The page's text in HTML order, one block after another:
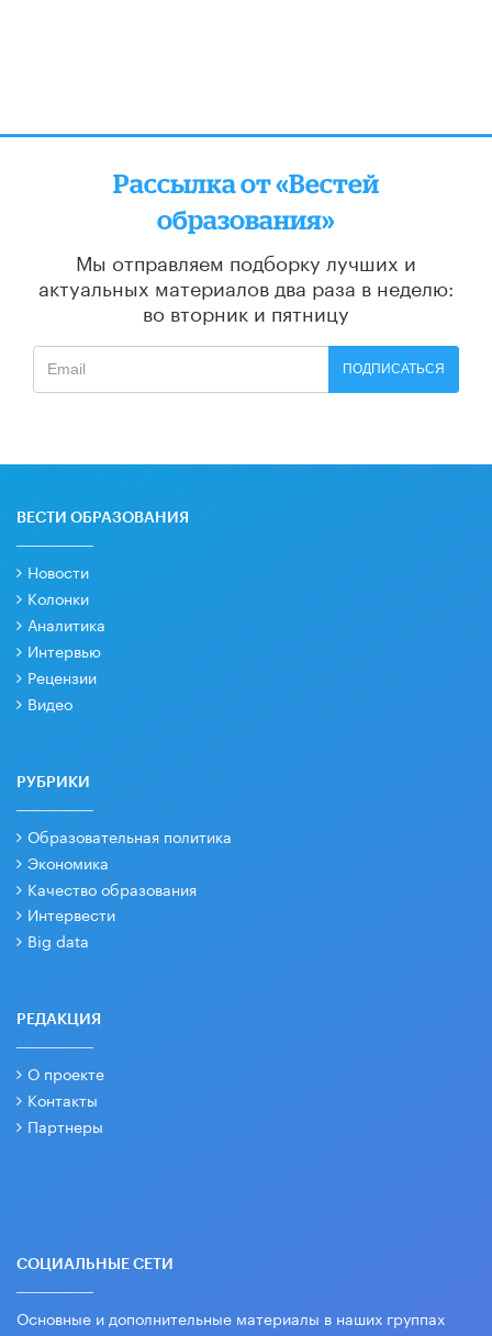
Рассылка от «Вестей
образования»
Мы отправляем подборку лучших и
актуальных материалов два раза в неделю:
во вторник и пятницу
ПОДПИСАТЬСЯ
ВЕСТИ ОБРАЗОВАНИЯ
Новости
Колонки
Аналитика
Интервью
Рецензии
Видео
РУБРИКИ
Образовательная политика
Экономика
Качество образования
Интервести
Big data
РЕДАКЦИЯ
О проекте
Контакты
Партнеры
СОЦИАЛЬНЫЕ СЕТИ
Основные и дополнительные материалы в наших группах